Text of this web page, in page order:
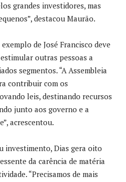
grandes investidores, mas
destacou Maurão.
de José Francisco deve
outras pessoas a
segmentos. “A Assembleia
contribuir com os
leis, destinando recursos
junto aos governo e a
acrescentou.
investimento, Dias gera oito
da carência de matéria
“Precisamos de mais